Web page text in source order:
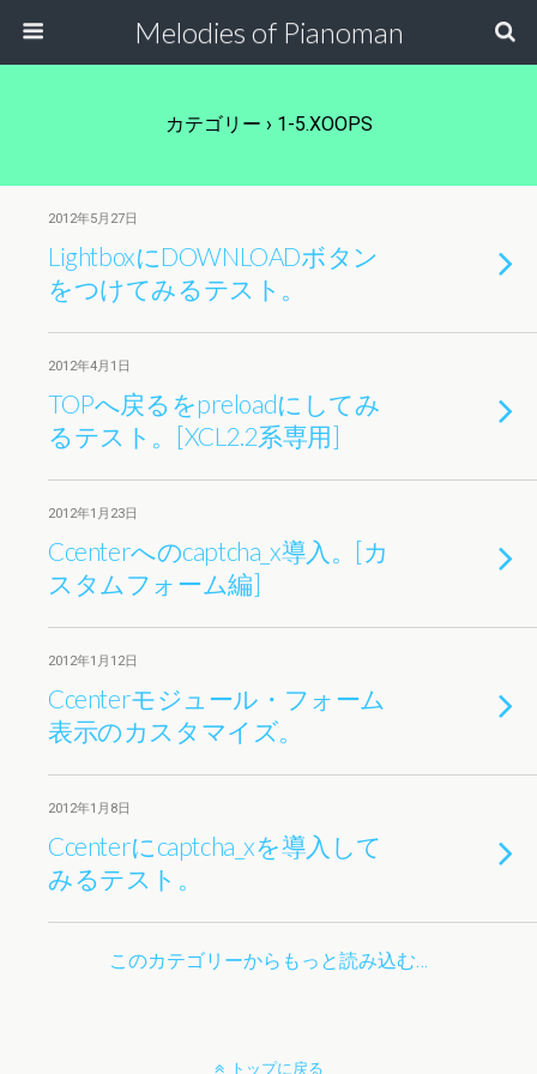
Melodies of Pianoman
カテゴリー › 1-5.XOOPS
2012年5月27日
LightboxにDOWNLOADボタン
をつけてみるテスト。
2012年4月1日
TOPへ戻るをpreloadにしてみ
るテスト。[XCL2.2系専用]
2012年1月23日
Ccenterへのcaptcha_x導入。[カ
スタムフォーム編]
2012年1月12日
Ccenterモジュール・フォーム
表示のカスタマイズ。
2012年1月8日
Ccenterにcaptcha_xを導入して
みるテスト。
このカテゴリーからもっと読み込む…
トップに戻る